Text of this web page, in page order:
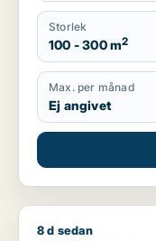
Storlek
100 - 300 m2
Max. per månad
Ej angivet
Anneli söker butik,
8 d sedan